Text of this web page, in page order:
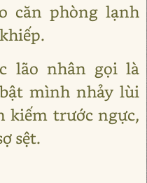
căn phòng lạnh
lão nhân gọi là
mình nhảy lùi
kiếm trước ngực,
sệt.